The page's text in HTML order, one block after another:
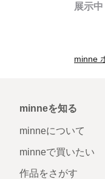
展示中
minne
minneを知る
minneについて
minneで買いたい
作品をさがす